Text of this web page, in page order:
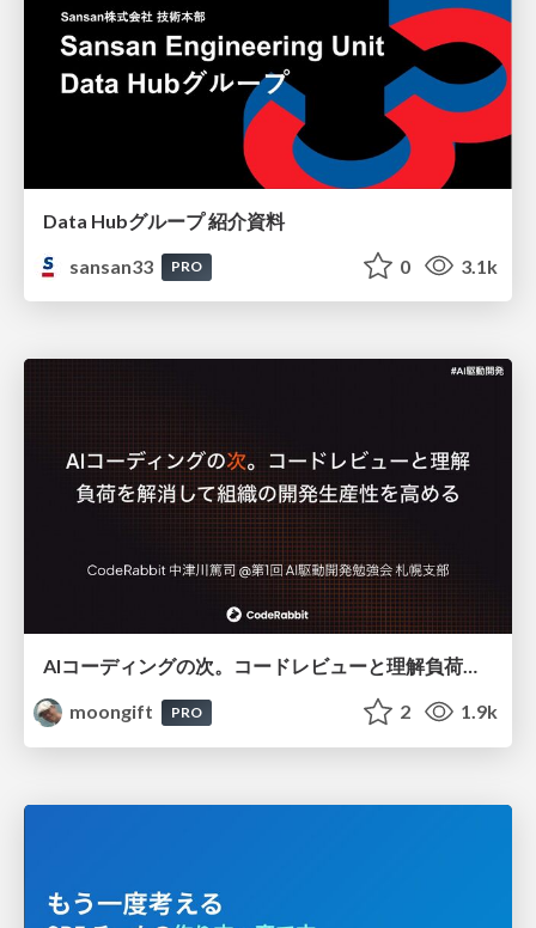
Data Hubグループ 紹介資料
sansan33
PRO 0 3.1k
AIコーディングの次。コードレビューと理解負荷を解消して組織の開発生産性を高める
moongift
PRO 2 1.9k